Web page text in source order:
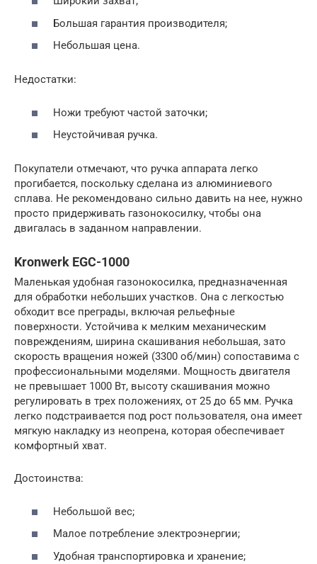
Большая гарантия производителя;
Небольшая цена.
Недостатки:
Ножи требуют частой заточки;
Неустойчивая ручка.
Покупатели отмечают, что ручка аппарата легко
прогибается, поскольку сделана из алюминиевого
сплава. Не рекомендовано сильно давить на нее, нужно
просто придерживать газонокосилку, чтобы она
двигалась в заданном направлении.
Kronwerk EGC-1000
Маленькая удобная газонокосилка, предназначенная
для обработки небольших участков. Она с легкостью
обходит все преграды, включая рельефные
поверхности. Устойчива к мелким механическим
повреждениям, ширина скашивания небольшая, зато
скорость вращения ножей (3300 об/мин) сопоставима с
профессиональными моделями. Мощность двигателя
не превышает 1000 Вт, высоту скашивания можно
регулировать в трех положениях, от 25 до 65 мм. Ручка
легко подстраивается под рост пользователя, она имеет
мягкую накладку из неопрена, которая обеспечивает
комфортный хват.
Достоинства:
Небольшой вес;
Малое потребление электроэнергии;
Удобная транспортировка и хранение;